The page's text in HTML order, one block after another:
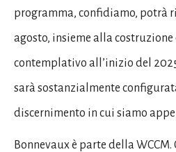
programma, confidiamo, potrà
agosto, insieme alla costruzione
contemplativo all’inizio del
sarà sostanzialmente
discernimento in cui siamo
Bonnevaux è parte della WCCM.